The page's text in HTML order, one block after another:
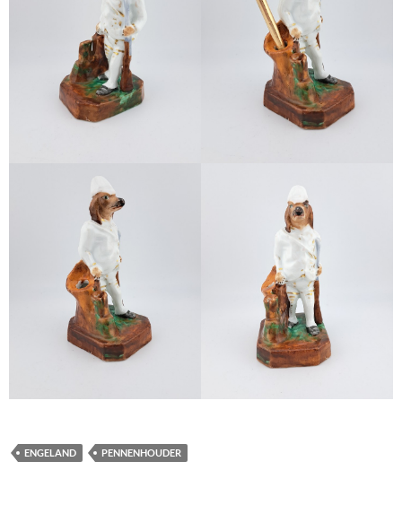
ENGELAND PENNENHOUDER